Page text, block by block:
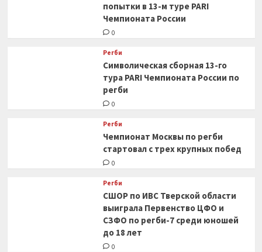
попытки в 13-м туре PARI
Чемпионата России
0
Регби
Символическая сборная 13-го
тура PARI Чемпионата России по
регби
0
Регби
Чемпионат Москвы по регби
стартовал с трех крупных побед
0
Регби
СШОР по ИВС Тверской области
выиграла Первенство ЦФО и
СЗФО по регби-7 среди юношей
до 18 лет
0